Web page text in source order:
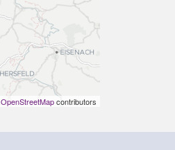
OpenStreetMapcontributors